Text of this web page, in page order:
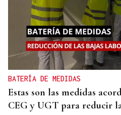
BATERÍA DE MEDIDAS
Estas son las medidas
CEG y UGT para reducir